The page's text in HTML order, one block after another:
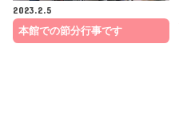
2023.2.5
本館での節分行事です